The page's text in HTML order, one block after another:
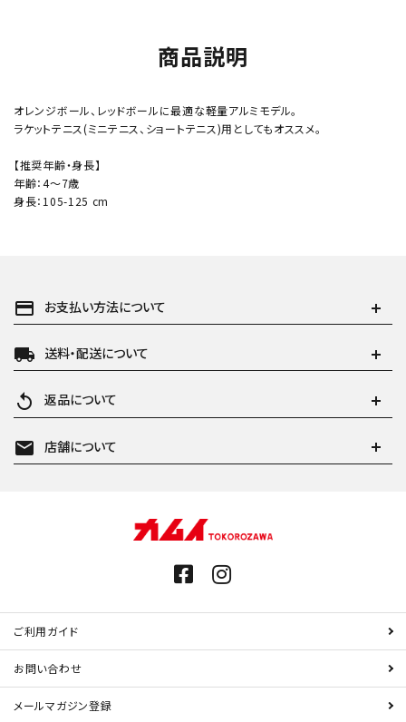
商品説明
オレンジボール、レッドボールに最適な軽量アルミモデル。
ラケットテニス(ミニテニス、ショートテニス)用としてもオススメ。
【推奨年齢・身長】
年齢：4～7歳
身長：105-125 cm
payment お支払い方法について
local_shipping 送料・配送について
replay 返品について
mail 店舗について
ご利用ガイド
お問い合わせ
メールマガジン登録